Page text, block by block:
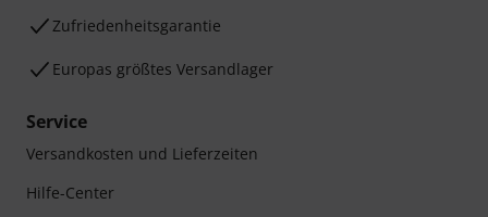
Zufriedenheitsgarantie
Europas größtes Versandlager
Service
Versandkosten und Lieferzeiten
Hilfe-Center